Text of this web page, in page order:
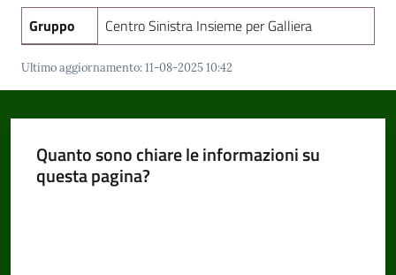
Amministrazione
Trasparente
Menu selezionato
Tutti
argomenti...
Gruppo Centro Sinistra Insieme per Galliera
Ultimo aggiornamento:11-08-2025 10:42
Quanto sono chiare le informazioni su
questa pagina?